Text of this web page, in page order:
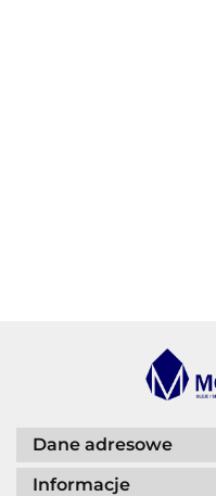
Dane adresowe
Informacje